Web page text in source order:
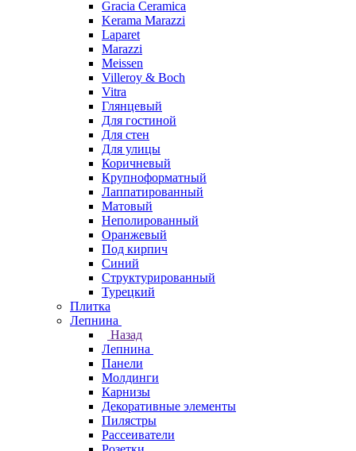
Gracia Ceramica
Kerama Marazzi
Laparet
Marazzi
Meissen
Villeroy & Boch
Vitra
Глянцевый
Для гостиной
Для стен
Для улицы
Коричневый
Крупноформатный
Лаппатированный
Матовый
Неполированный
Оранжевый
Под кирпич
Синий
Структурированный
Турецкий
Плитка
Лепнина
Назад
Лепнина
Панели
Молдинги
Карнизы
Декоративные элементы
Пилястры
Рассеиватели